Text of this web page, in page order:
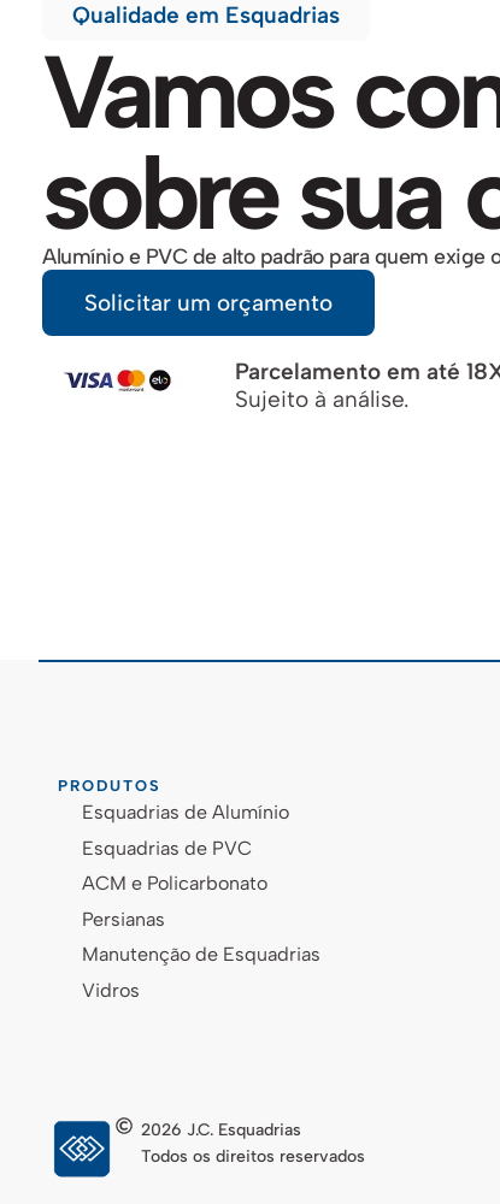
Qualidade em Esquadrias
Vamos
sobre sua
Alumínio e PVC de alto padrão para quem exige
Solicitar um orçamento
Parcelamento em até
Sujeito à análise.
PRODUTOS
Esquadrias de Alumínio
Esquadrias de PVC
ACM e Policarbonato
Persianas
Manutenção de Esquadrias
Vidros
2026 J.C. Esquadrias
Todos os direitos reservados